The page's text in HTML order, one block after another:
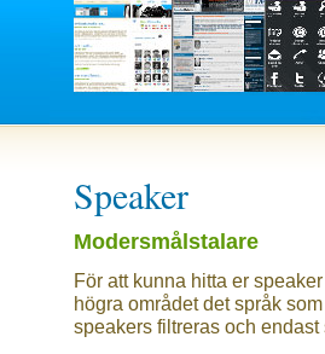
Speaker
Modersmålstalare
För att kunna hitta er
högra området det språk
speakers filtreras och